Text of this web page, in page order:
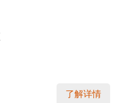
了解详情